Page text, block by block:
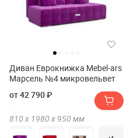
Диван Еврокнижка Mebel-ars
Марсель №4 микровельвет
от 42 790 ₽
810 х 1980 х 950 мм